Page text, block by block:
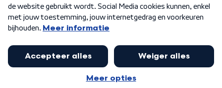
Algemene voorwaarden